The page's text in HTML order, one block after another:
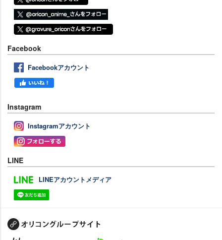
Facebook
Facebookアカウント
Instagram
Instagramアカウント
LINE
LINEアカウントメディア